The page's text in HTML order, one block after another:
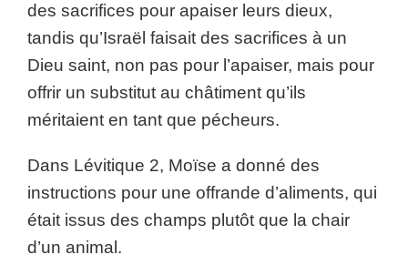
des sacrifices pour apaiser leurs dieux,
tandis qu’Israël faisait des sacrifices à un
Dieu saint, non pas pour l’apaiser, mais pour
offrir un substitut au châtiment qu’ils
méritaient en tant que pécheurs.
Dans Lévitique 2, Moïse a donné des
instructions pour une offrande d’aliments, qui
était issus des champs plutôt que la chair
d’un animal.